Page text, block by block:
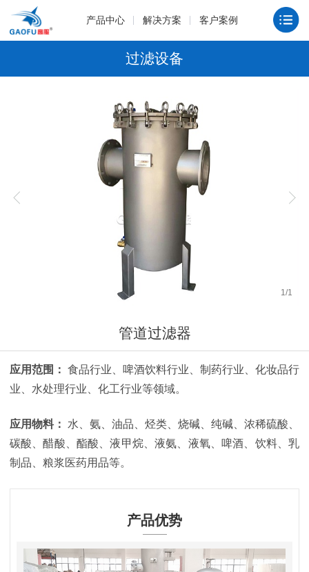
产品中心 解决方案 客户案例
过滤设备
1 /1
管道过滤器
应用范围： 食品行业、啤酒饮料行业、制药行业、化妆品行
业、水处理行业、化工行业等领域。
应用物料： 水、氨、油品、烃类、烧碱、纯碱、浓稀硫酸、
碳酸、醋酸、酯酸、液甲烷、液氨、液氧、啤酒、饮料、乳
制品、粮浆医药用品等。
产品优势